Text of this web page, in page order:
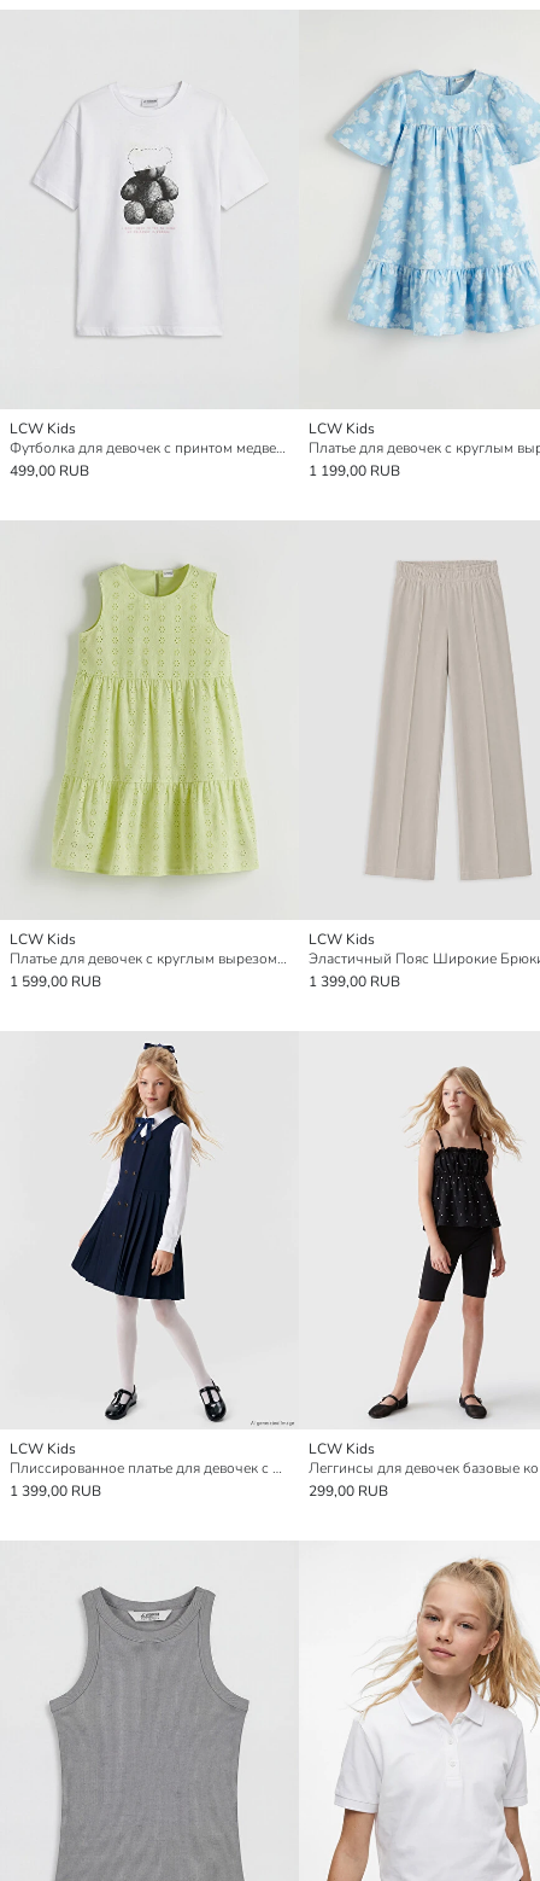
LCW Kids
Футболка для девочек с принтом медведя Stone
499,00 RUB
LCW Kids
1 199,00 RUB
LCW Kids
Платье для девочек с круглым вырезом и вышивкой
1 599,00 RUB
LCW Kids
1 399,00 RUB
LCW Kids
Плиссированное платье для девочек с пуговицами
1 399,00 RUB
LCW Kids
Леггинсы для девочек базовые
299,00 RUB